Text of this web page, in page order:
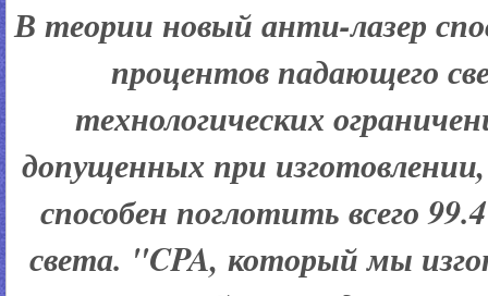
В теории новый анти-лазер
процентов падающего
технологических
допущенных при
способен поглотить всего
света. "CPA, который мы